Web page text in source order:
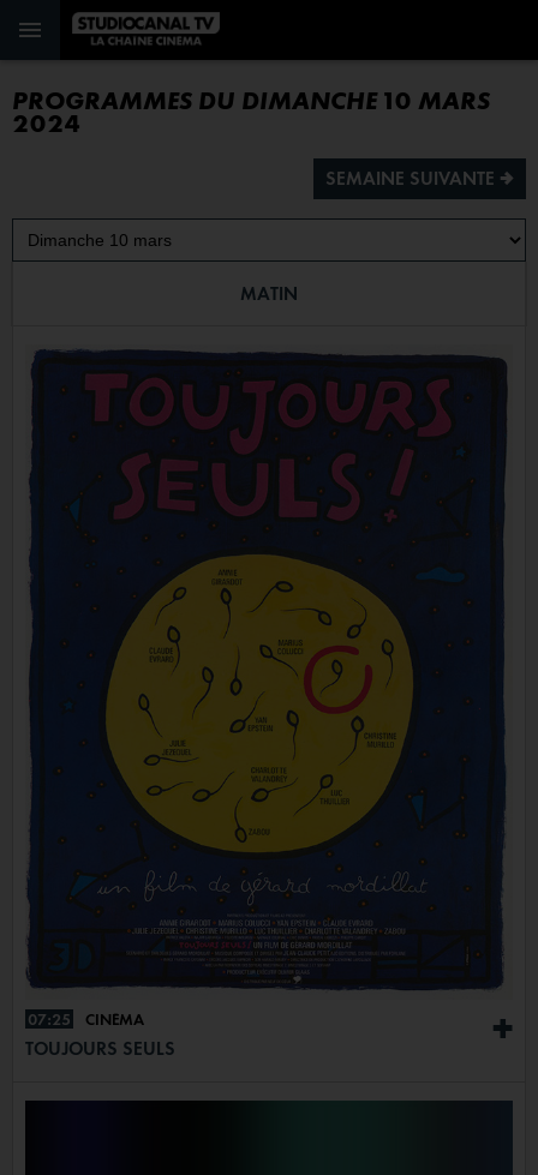
PROGRAMMES DU DIMANCHE 10 MARS
2024
SEMAINE SUIVANTE ª
MATIN
+
07:25 CINÉMA
TOUJOURS SEULS